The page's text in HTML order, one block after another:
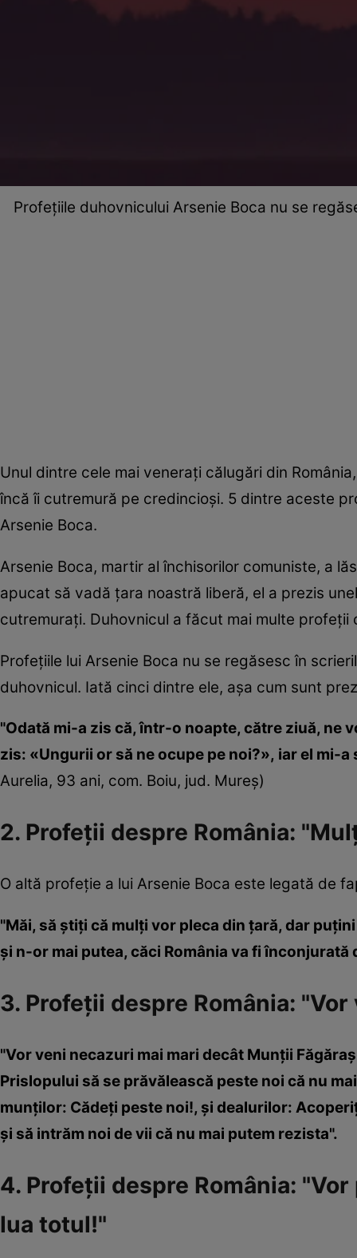
Profeţiile duhovnicului Arsenie Boca nu se
Unul dintre cele mai venerați călugări din
încă îi cutremură pe credincioşi. 5 dintre aceste
Arsenie Boca.
Arsenie Boca, martir al închisorilor comuniste, a
apucat să vadă ţara noastră liberă, el a prezis
cutremurați. Duhovnicul a făcut mai multe
Profeţiile lui Arsenie Boca nu se regăsesc în
duhovnicul. Iată cinci dintre ele, aşa cum sunt
"Odată mi-a zis că, într-o noapte, către ziuă, ne
zis: «Ungurii or să ne ocupe pe noi?», iar el mi-
Aurelia, 93 ani, com. Boiu, jud. Mureș)
2. Profeţii despre România:
O altă profeţie a lui Arsenie Boca este legată de
"Măi, să știți că mulți vor pleca din țară, dar
și n-or mai putea, căci România va fi înconjurată
3. Profeţii despre România:
"Vor veni necazuri mai mari decât Munții
Prislopului să se prăvălească peste noi că nu
munților: Cădeți peste noi!, și dealurilor:
și să intrăm noi de vii că nu mai putem rezista".
4. Profeţii despre România:
lua totul!"